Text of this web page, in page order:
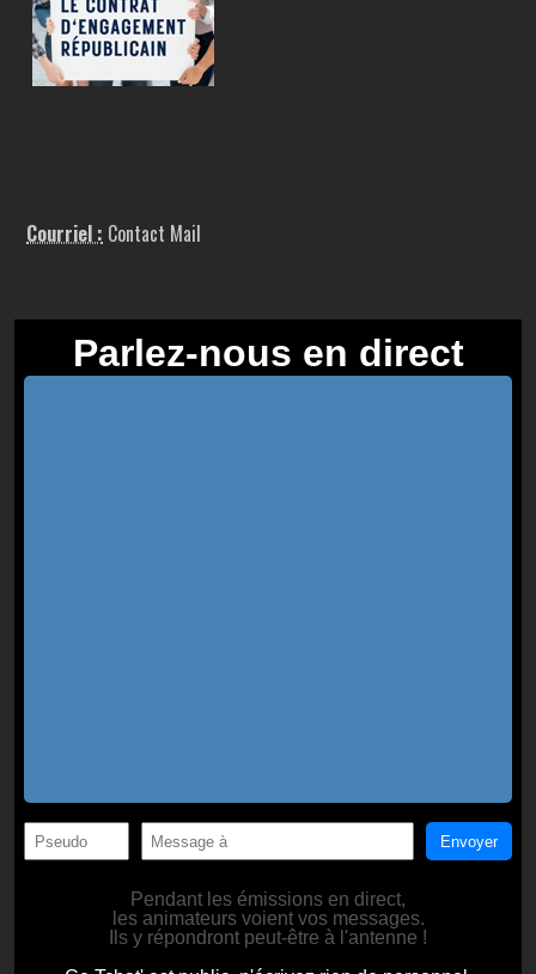
Courriel : Contact Mail